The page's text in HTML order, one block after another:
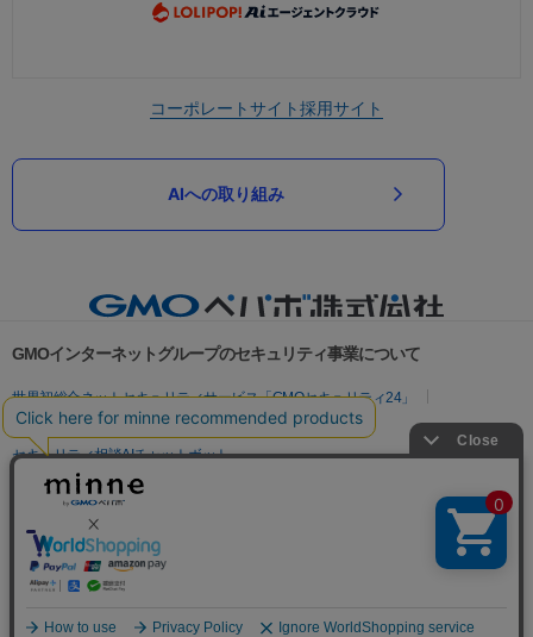
コーポレートサイト採用サイト
AIへの取り組み
GMOインターネットグループのセキュリティ事業について
世界初総合ネットセキュリティサービス「GMOセキュリティ24」
パスワード漏洩診断
Webサイトリスク診断
セキュリティ相談AIチャットボット
実在証明・盗聴対策
サイバー攻撃対策（GMO Flatt Security）
セキュリティ事業の軌跡